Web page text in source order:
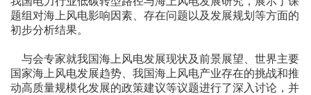
题组对海上风电影响因素、存在问题以及发展规划等方面的
初步分析结果。
与会专家就我国海上风电发展现状及前景展望、世界主要
国家海上风电发展趋势、我国海上风电产业存在的挑战和推
动高质量规模化发展的政策建议等议题进行了深入讨论，并